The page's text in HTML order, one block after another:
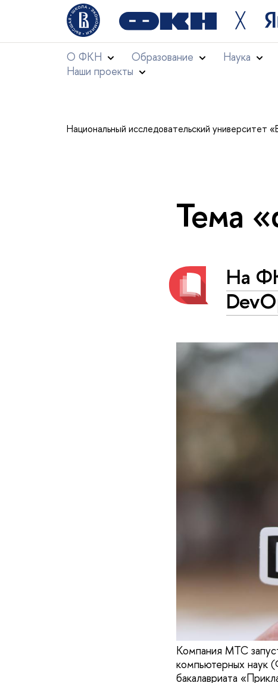
╳
О ФКН Образование Наука
Наши проекты
Национальный исследовательский университет
Тема
На
Компания МТС
компьютерных наук
бакалавриата